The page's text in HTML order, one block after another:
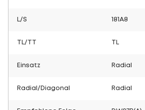
L/S 181A8
TL/TT
Einsatz Radial
Radial/Diagonal Radial